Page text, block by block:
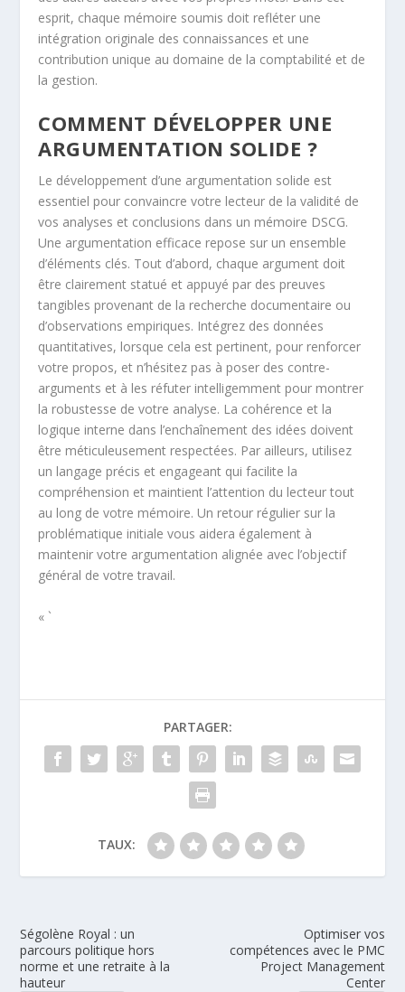
esprit, chaque mémoire soumis doit refléter une
intégration originale des connaissances et une
contribution unique au domaine de la comptabilité et de
la gestion.
COMMENT DÉVELOPPER UNE
ARGUMENTATION SOLIDE ?
Le développement d’une argumentation solide est
essentiel pour convaincre votre lecteur de la validité de
vos analyses et conclusions dans un mémoire DSCG.
Une argumentation efficace repose sur un ensemble
d’éléments clés. Tout d’abord, chaque argument doit
être clairement statué et appuyé par des preuves
tangibles provenant de la recherche documentaire ou
d’observations empiriques. Intégrez des données
quantitatives, lorsque cela est pertinent, pour renforcer
votre propos, et n’hésitez pas à poser des contre-
arguments et à les réfuter intelligemment pour montrer
la robustesse de votre analyse. La cohérence et la
logique interne dans l’enchaînement des idées doivent
être méticuleusement respectées. Par ailleurs, utilisez
un langage précis et engageant qui facilite la
compréhension et maintient l’attention du lecteur tout
au long de votre mémoire. Un retour régulier sur la
problématique initiale vous aidera également à
maintenir votre argumentation alignée avec l’objectif
général de votre travail.
« `
PARTAGER:
TAUX:
Ségolène Royal : un
parcours politique hors
norme et une retraite à la
hauteur
Optimiser vos
compétences avec le PMC
Project Management
Center